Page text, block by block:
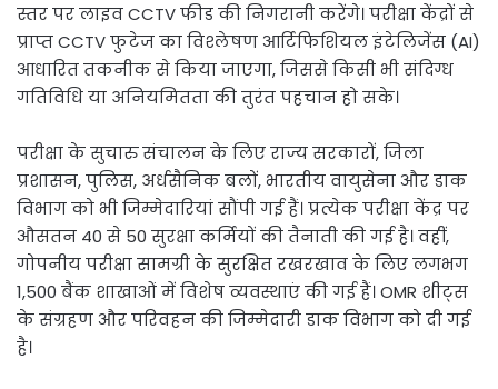
स्तर पर लाइव CCTV फीड की निगरानी करेंगे। परीक्षा केंद्रों से
प्राप्त CCTV फुटेज का विश्लेषण आर्टिफिशियल इंटेलिजेंस (AI)
आधारित तकनीक से किया जाएगा, जिससे किसी भी संदिग्ध
गतिविधि या अनियमितता की तुरंत पहचान हो सके।
परीक्षा के सुचारु संचालन के लिए राज्य सरकारों, जिला
प्रशासन, पुलिस, अर्धसैनिक बलों, भारतीय वायुसेना और डाक
विभाग को भी जिम्मेदारियां सौंपी गई हैं। प्रत्येक परीक्षा केंद्र पर
औसतन 40 से 50 सुरक्षा कर्मियों की तैनाती की गई है। वहीं,
गोपनीय परीक्षा सामग्री के सुरक्षित रखरखाव के लिए लगभग
1,500 बैंक शाखाओं में विशेष व्यवस्थाएं की गई हैं। OMR शीट्स
के संग्रहण और परिवहन की जिम्मेदारी डाक विभाग को दी गई
है।